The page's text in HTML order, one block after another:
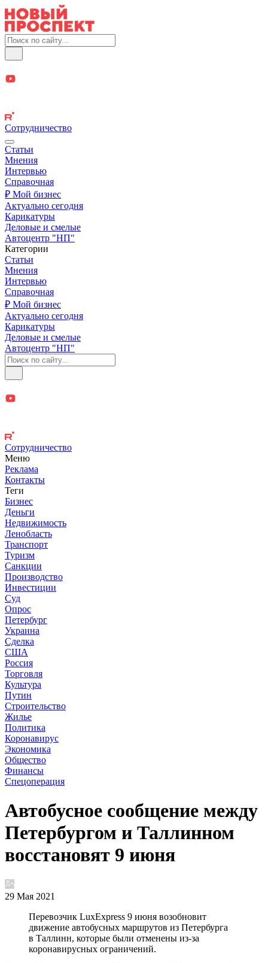
Сотрудничество
Статьи
Мнения
Интервью
Справочная
₽ Мой бизнес
Актуально сегодня
Карикатуры
Деловые и смелые
Автоцентр "НП"
Категории
Статьи
Мнения
Интервью
Справочная
₽ Мой бизнес
Актуально сегодня
Карикатуры
Деловые и смелые
Автоцентр "НП"
Сотрудничество
Меню
Реклама
Контакты
Теги
Бизнес
Деньги
Недвижимость
Ленобласть
Транспорт
Туризм
Санкции
Производство
Инвестиции
Суд
Опрос
Петербург
Украина
Сделка
США
Россия
Торговля
Культура
Путин
Строительство
Жилье
Политика
Коронавирус
Экономика
Общество
Финансы
Спецоперация
Автобусное сообщение между
Петербургом и Таллинном
восстановят 9 июня
29 Мая 2021
Перевозчик LuxExpress 9 июня возобновит
движение автобусных маршрутов из Петербурга
в Таллинн, которые были отменены из-за
коронавирусных ограничений.